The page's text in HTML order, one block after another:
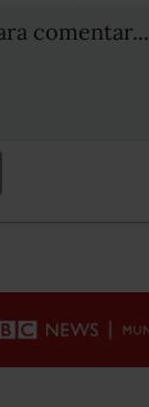
comentar...